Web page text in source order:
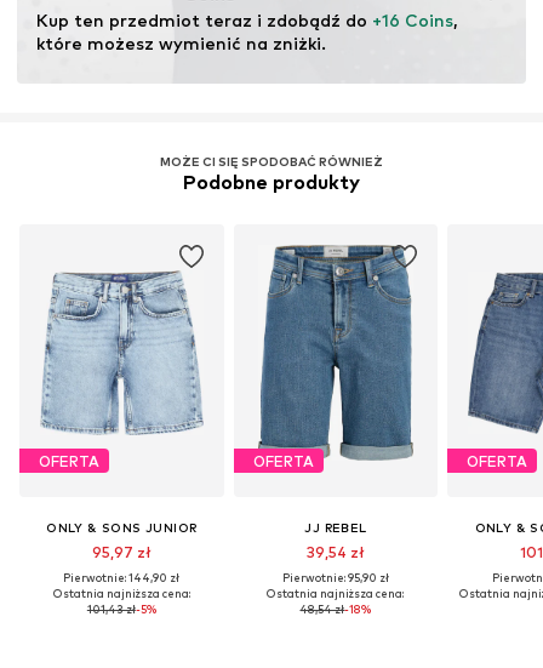
ekosystemów poprzez rolnictwo ekologiczne poprzez
rezygnację z modyfikacji genetycznych oraz ograniczenie
zużycia wody i nawozów chemicznych.
Kup ten przedmiot teraz i zdobądź do +16 Coins,
które możesz wymienić na zniżki.
MOŻE CI SIĘ SPODOBAĆ RÓWNIEŻ
Podobne produkty
OFERTA
ONLY & SONS JUNIOR
95,97 zł
Pierwotnie: 144,90 zł
Ostatnia najniższa cena:
101,43 zł-5%
OFERTA
JJ REBEL
39,54 zł
Pierwotnie: 95,90 zł
Ostatnia najniższa cena:
48,54 zł-18%
OFERTA
ONLY &
Ostatnia